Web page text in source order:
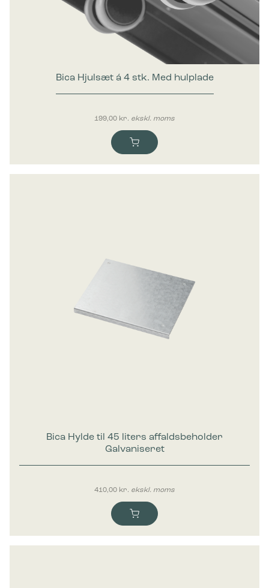
Marketing cookies bruges til at spore brugere på tværs af
websites. Hensigten er at vise annoncer, der er relevante og
engagerende for den enkelte bruger, og dermed mere
værdifulde for udgivere og tredjeparts-annoncører.
Bica Hjulsæt á 4 stk. Med hulplade
199,00 kr. ekskl. moms
Bica Hylde til 45 liters affaldsbeholder
Galvaniseret
410,00 kr. ekskl. moms